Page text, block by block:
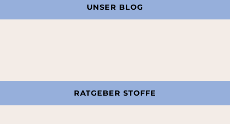
UNSER BLOG
RATGEBER STOFFE